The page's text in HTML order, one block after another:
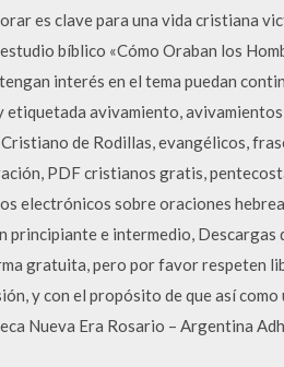
es clave para una vida cristiana
bíblico «Cómo Oraban los
interés en el tema puedan
avivamiento,
de Rodillas, evangélicos,
PDF cristianos gratis,
electrónicos sobre oraciones
e intermedio, Descargas
gratuita, pero por favor respeten
y con el propósito de que así
Nueva Era Rosario – Argentina